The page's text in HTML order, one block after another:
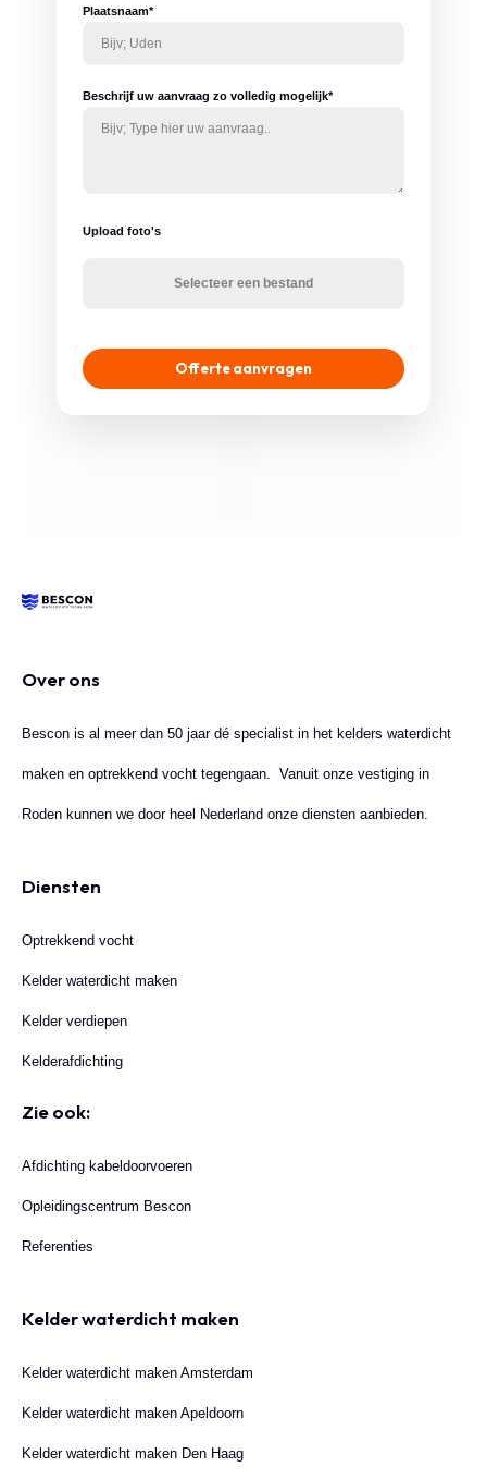
Plaatsnaam*
Beschrijf uw aanvraag zo volledig mogelijk*
Upload foto's
Over ons
Bescon is al meer dan 50 jaar dé specialist in het kelders waterdicht
maken en optrekkend vocht tegengaan. Vanuit onze vestiging in
Roden kunnen we door heel Nederland onze diensten aanbieden.
Diensten
Optrekkend vocht
Kelder waterdicht maken
Kelder verdiepen
Kelderafdichting
Zie ook:
Afdichting kabeldoorvoeren
Opleidingscentrum Bescon
Referenties
Kelder waterdicht maken
Kelder waterdicht maken Amsterdam
Kelder waterdicht maken Apeldoorn
Kelder waterdicht maken Den Haag